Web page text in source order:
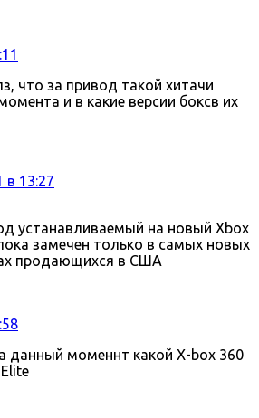
что за привод такой хитачи
и в какие версии боксв их
в 13:27
устанавливаемый на новый Xbox
замечен только в самых новых
продающихся в США
данный моменнт какой X-box 360